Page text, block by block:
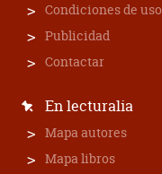
Condiciones de uso
Publicidad
Contactar
En lecturalia
Mapa autores
Mapa libros